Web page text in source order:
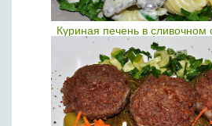
Куриная печень в сливочном